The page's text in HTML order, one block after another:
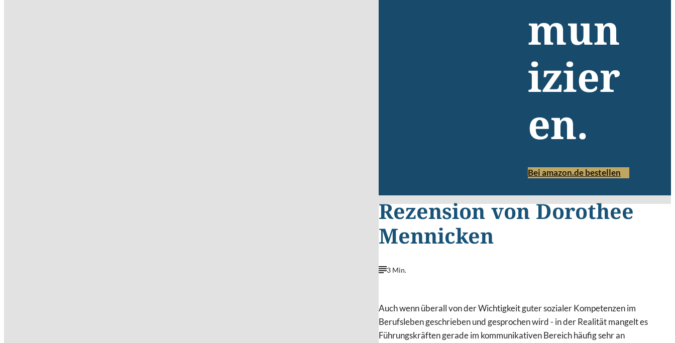
mun
izier
en.
Bei amazon.de bestellen
Rezension von Dorothee
Mennicken
3 Min.
Auch wenn überall von der Wichtigkeit guter sozialer Kompetenzen im
Berufsleben geschrieben und gesprochen wird - in der Realität mangelt es
Führungskräften gerade im kommunikativen Bereich häufig sehr an